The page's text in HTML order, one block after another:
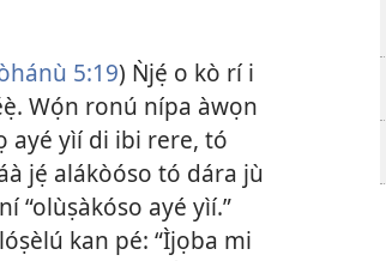
5:19) Ǹjẹ́ o kò rí i
Wọ́n ronú nípa àwọn
ayé yìí di ibi rere, tó
jẹ́ alákòóso tó dára jù
“olùṣàkóso ayé yìí.”
kan pé: “Ìjọba mi